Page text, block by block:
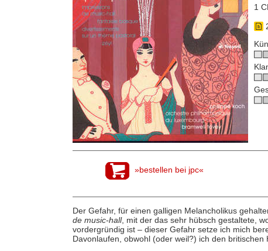
1
»bestellen bei jpc«
Der Gefahr, für einen galligen Melancholikus
de music-hall, mit der das sehr hübsch gestaltete,
vordergründig ist – dieser Gefahr setze ich mich
Davonlaufen, obwohl (oder weil?) ich den britischen